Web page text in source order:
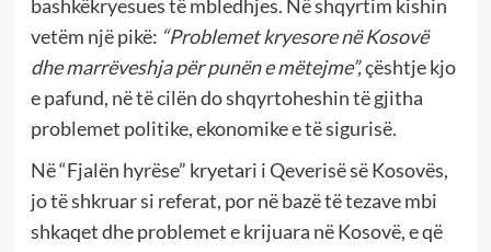
bashkëkryesues të mbledhjes. Në shqyrtim kishin
vetëm një pikë: “Problemet kryesore në Kosovë
dhe marrëveshja për punën e mëtejme”,çështje kjo
e pafund, në të cilën do shqyrtoheshin të gjitha
problemet politike, ekonomike e të sigurisë.
Në “Fjalën hyrëse” kryetari i Qeverisë së Kosovës,
jo të shkruar si referat, por në bazë të tezave mbi
shkaqet dhe problemet e krijuara në Kosovë, e që